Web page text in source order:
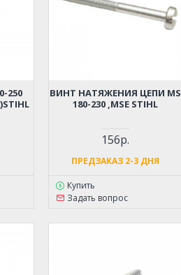
250
ВИНТ НАТЯЖЕНИЯ ЦЕПИ MS
180-230 ,MSE STIHL
156р.
ПРЕДЗАКАЗ 2-3 ДНЯ
Купить
Задать вопрос